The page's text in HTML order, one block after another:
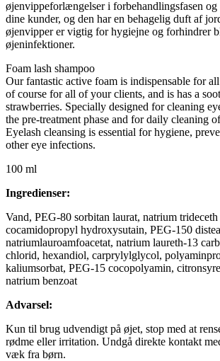
øjenvippeforlængelser i forbehandlingsfasen
dine kunder, og den har en behagelig duft af
øjenvipper er vigtig for hygiejne og forhindrer
øjeninfektioner.
Foam lash shampoo
Our fantastic active foam is indispensable for
of course for all of your clients, and is has a
strawberries. Specially designed for cleaning
the pre-treatment phase and for daily cleaning
Eyelash cleansing is essential for hygiene,
other eye infections.
100 ml
Ingredienser:
Vand, PEG-80 sorbitan laurat, natrium trideceth
cocamidopropyl hydroxysutain, PEG-150
natriumlauroamfoacetat, natrium laureth-13
chlorid, hexandiol, carprylylglycol,
kaliumsorbat, PEG-15 cocopolyamin,
natrium benzoat
Advarsel:
Kun til brug udvendigt på øjet, stop med at
rødme eller irritation. Undgå direkte kontakt
væk fra børn.